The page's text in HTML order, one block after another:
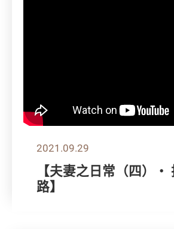
2021.09.29
【夫妻之日常（四）・
路】